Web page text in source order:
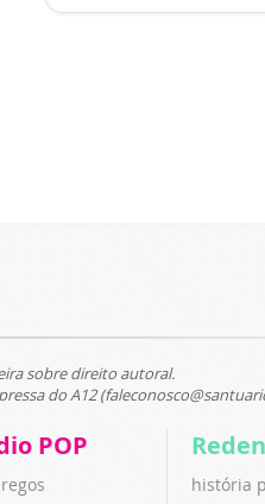
sobre direito autoral.
do A12
POP
história